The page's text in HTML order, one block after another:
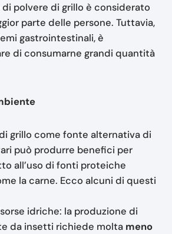
di polvere di grillo è considerato
parte delle persone. Tuttavia,
gastrointestinali, è
di consumarne grandi quantità
grillo come fonte alternativa di
può produrre benefici per
all’uso di fonti proteiche
la carne. Ecco alcuni di questi
idriche: la produzione di
da insetti richiede molta meno